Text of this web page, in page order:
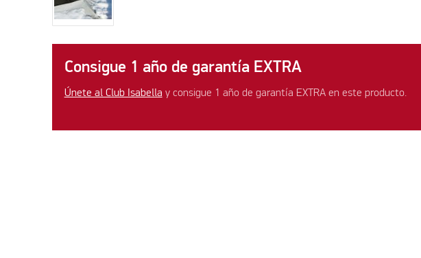
Consigue 1 año de garantía EXTRA
Únete al Club Isabella y consigue 1 año de garantía EXTRA en este producto.